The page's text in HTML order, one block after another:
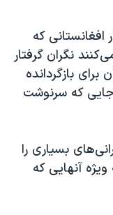
که
نگران گرفتار
بازگردانده
که سرنوشت
بسیاری را
آنهایی که